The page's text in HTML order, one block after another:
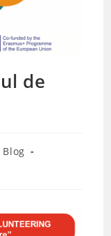
de
Blog